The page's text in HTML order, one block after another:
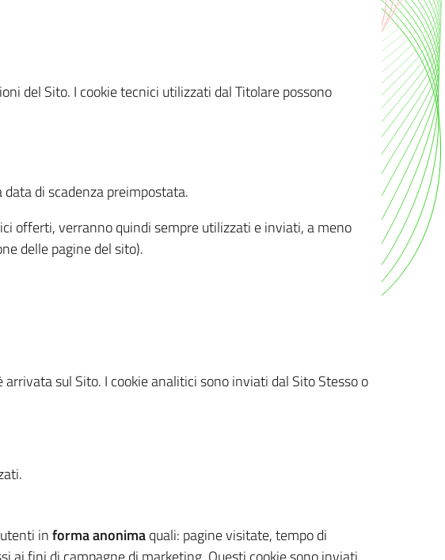
del Sito. I cookie tecnici utilizzati dal Titolare possono
di scadenza preimpostata.
offerti, verranno quindi sempre utilizzati e inviati, a meno
delle pagine del sito).
sul Sito. I cookie analitici sono inviati dal Sito Stesso o
informa anonimaquali: pagine visitate, tempo di